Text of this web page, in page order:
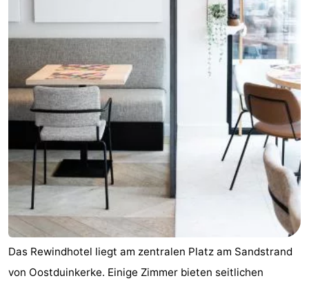
Das Rewindhotel liegt am zentralen Platz am Sandstrand
von Oostduinkerke. Einige Zimmer bieten seitlichen